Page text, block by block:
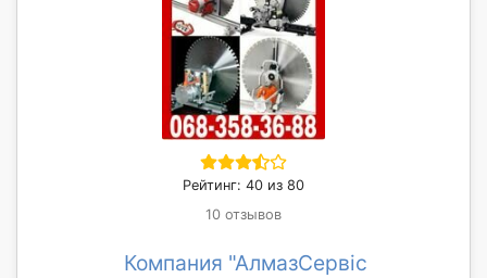
Рейтинг: 40 из 80
10 отзывов
Компания "АлмазСервіс